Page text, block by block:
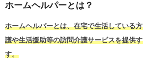
ホームヘルパーとは？
ホームヘルパーとは、在宅で生活している
護や生活援助等の訪問介護サービスを提供
す。